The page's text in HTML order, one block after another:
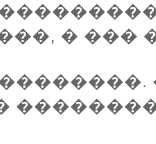
� ���